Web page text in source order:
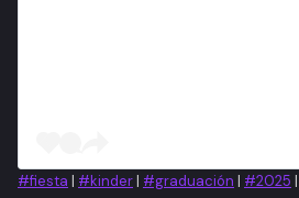
#fiesta | #kinder| #graduación | #2025 |